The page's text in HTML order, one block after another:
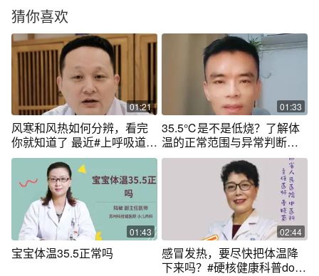
猜你喜欢
01:21
风寒和风热如何分辨，看完
你就知道了 最近#上呼吸道感
染 高发期，很多人感冒发
烧， 感冒发烧在中医分为#风
寒 和#风热 两种， 我们如何
分辨呢？ 相同点：体温都会
增高，到38度、39度。 不同
点👇 第一：怕冷症状 风寒大
多数人手脚冰凉，鼻尖和耳
朵也都是凉的；风热大多不
01:33
35.5℃是不是低烧？了解体
温的正常范围与异常判断！
35.5 #关注我每天坚持分享知
识 #科普 #硬核健康科普行动
01:43
宝宝体温35.5正常吗
02:44
感冒发热，要尽快把体温降
下来吗？#硬核健康科普dou